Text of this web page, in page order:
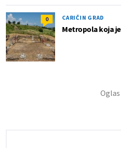
0 CARIČIN GRAD
Metropola koja